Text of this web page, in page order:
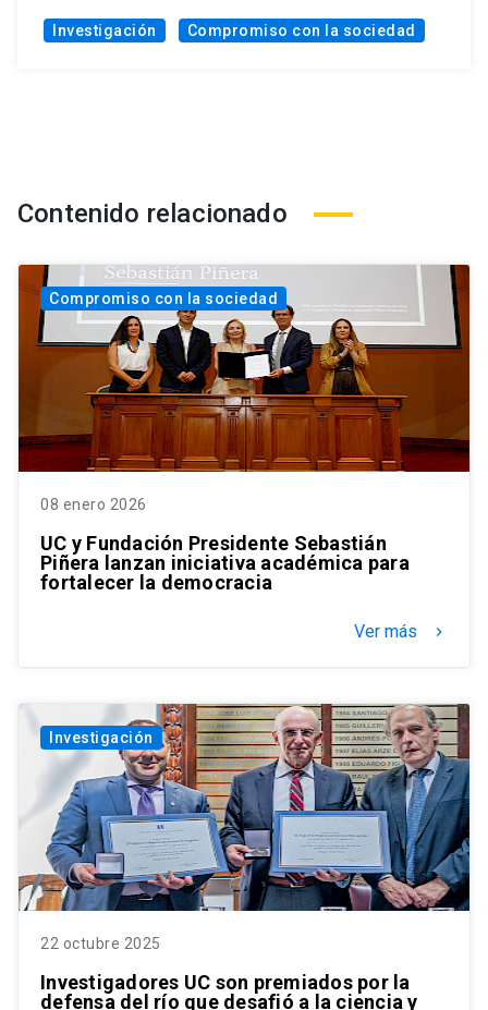
Investigación Compromiso con la sociedad
Contenido relacionado
Compromiso con la sociedad
08 enero 2026
UC y Fundación Presidente Sebastián
Piñera lanzan iniciativa académica para
fortalecer la democracia
Ver más keyboard_arrow_right
Investigación
22 octubre 2025
Investigadores UC son premiados por la
defensa del río que desafió a la ciencia y